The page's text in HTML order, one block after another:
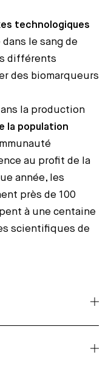
technologiques
dans le sang de
différents
des biomarqueurs
la production
la population
au profit de la
année, les
près de 100
à une centaine
scientifiques de